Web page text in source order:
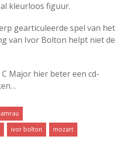
kleurloos figuur.
gearticuleerde spel van het
van Ivor Bolton helpt niet de
Major hier beter een cd-
ivor bolton
mozart